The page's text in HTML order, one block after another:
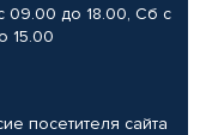
09.00 до 18.00, Сб с
15.00
посетителя сайта